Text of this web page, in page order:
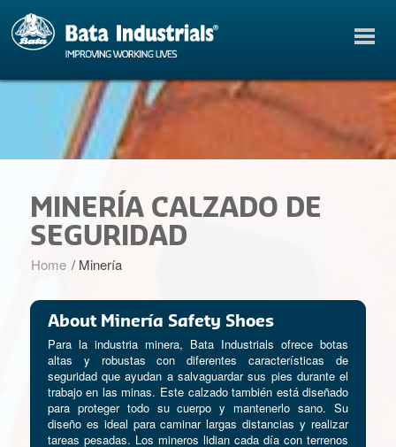
MINERÍA CALZADO DE
SEGURIDAD
Home / Minería
About Minería Safety Shoes
Para la industria minera, Bata Industrials ofrece botas
altas y robustas con diferentes características de
seguridad que ayudan a salvaguardar sus pies durante el
trabajo en las minas. Este calzado también está diseñado
para proteger todo su cuerpo y mantenerlo sano. Su
diseño es ideal para caminar largas distancias y realizar
tareas pesadas. Los mineros lidian cada día con terrenos